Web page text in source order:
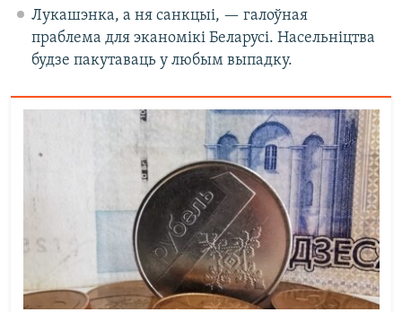
Лукашэнка, а ня санкцыі, — галоўная
праблема для эканомікі Беларусі. Насельніцтва
будзе пакутаваць у любым выпадку.